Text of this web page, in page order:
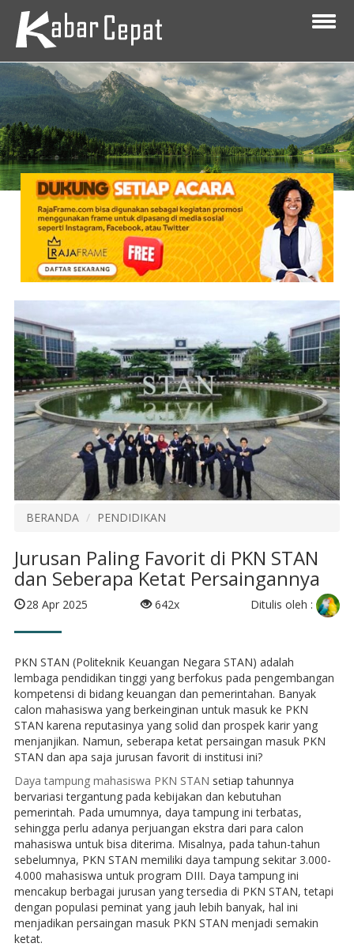
BERANDA PENDIDIKAN
Jurusan Paling Favorit di PKN STAN
dan Seberapa Ketat Persaingannya
28 Apr 2025 642x Ditulis oleh :
PKN STAN (Politeknik Keuangan Negara STAN) adalah
lembaga pendidikan tinggi yang berfokus pada pengembangan
kompetensi di bidang keuangan dan pemerintahan. Banyak
calon mahasiswa yang berkeinginan untuk masuk ke PKN
STAN karena reputasinya yang solid dan prospek karir yang
menjanjikan. Namun, seberapa ketat persaingan masuk PKN
STAN dan apa saja jurusan favorit di institusi ini?
Daya tampung mahasiswa PKN STAN setiap tahunnya
bervariasi tergantung pada kebijakan dan kebutuhan
pemerintah. Pada umumnya, daya tampung ini terbatas,
sehingga perlu adanya perjuangan ekstra dari para calon
mahasiswa untuk bisa diterima. Misalnya, pada tahun-tahun
sebelumnya, PKN STAN memiliki daya tampung sekitar 3.000-
4.000 mahasiswa untuk program DIII. Daya tampung ini
mencakup berbagai jurusan yang tersedia di PKN STAN, tetapi
dengan populasi peminat yang jauh lebih banyak, hal ini
menjadikan persaingan masuk PKN STAN menjadi semakin
ketat.